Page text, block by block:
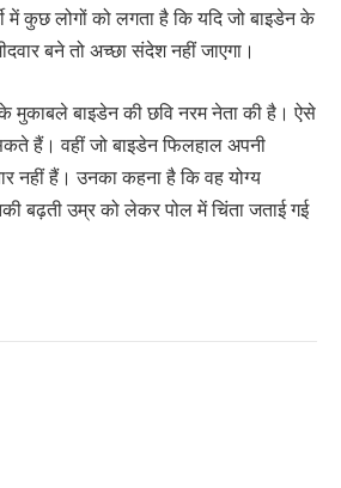
में कुछ लोगों को लगता है कि यदि जो बाइडेन के
बने तो अच्छा संदेश नहीं जाएगा।
बाइडेन की छवि नरम नेता की है। ऐसे
हैं। वहीं जो बाइडेन फिलहाल अपनी
नहीं हैं। उनका कहना है कि वह योग्य
बढ़ती उम्र को लेकर पोल में चिंता जताई गई